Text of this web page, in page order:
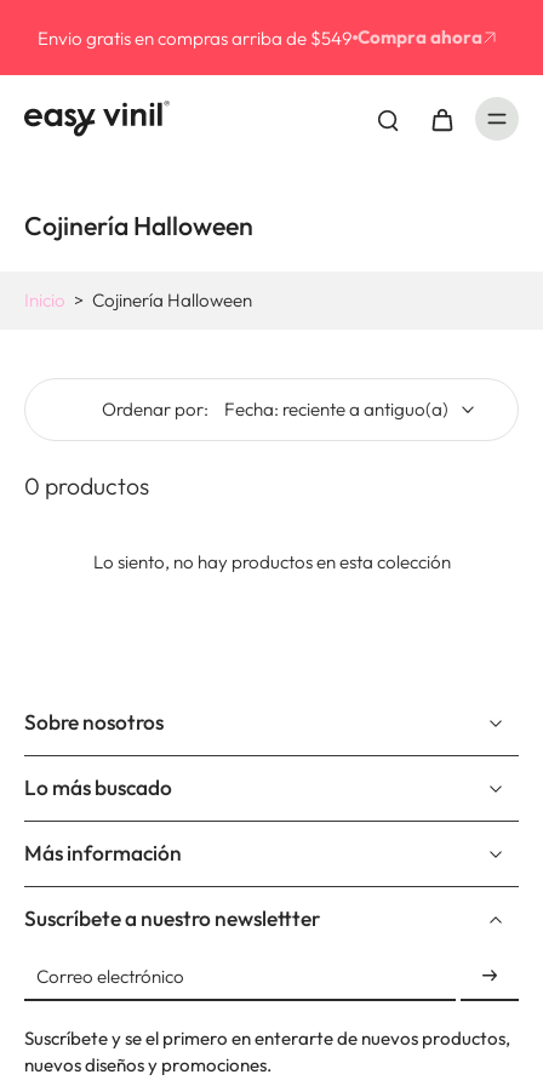
Envio gratis en compras arriba de $549 Compra ahora
Cojinería Halloween
Inicio > Cojinería Halloween
Ordenar por:
0 productos
Lo siento, no hay productos en esta colección
Sobre nosotros
Lo más buscado
Más información
Suscríbete a nuestro newslettter
Correo electrónico
Suscríbete y se el primero en enterarte de nuevos productos,
nuevos diseños y promociones.